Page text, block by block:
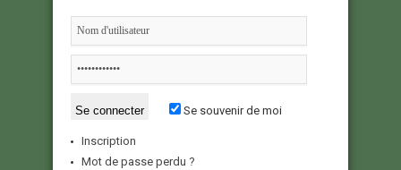
Se souvenir de moi
Inscription
Mot de passe perdu ?